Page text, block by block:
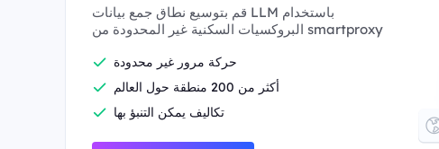
قم بتوسيع نطاق جمع بيانات LLM باستخدام
البروكسيات السكنية غير المحدودة من smartproxy
حركة مرور غير محدودة
أكثر من 200 منطقة حول العالم
تكاليف يمكن التنبؤ بها